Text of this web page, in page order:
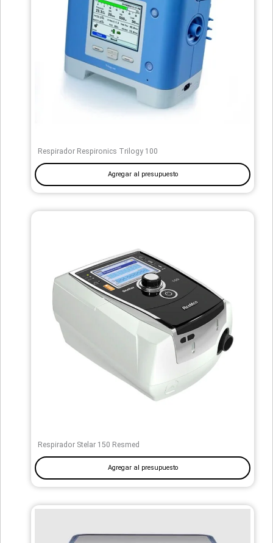
Respirador Respironics Trilogy 100
Agregar al presupuesto
Respirador Stelar 150 Resmed
Agregar al presupuesto